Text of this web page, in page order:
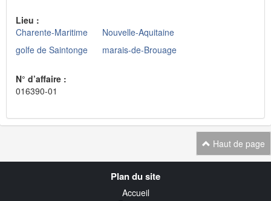
Lieu :
Charente-Maritime
Nouvelle-Aquitaine
golfe de Saintonge
marais-de-Brouage
N° d’affaire :
016390-01
Haut de page
Plan du site
Accueil